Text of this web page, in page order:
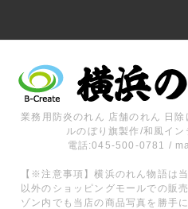
業務用防炎のれん 店舗のれん 日
ルのぼり旗製作/和風イン
電話:045-500-0781 /
【※注意事項】横浜のれん物語は
以外のショッピングモールでの販
ゾン内でも当店の商品写真を勝手